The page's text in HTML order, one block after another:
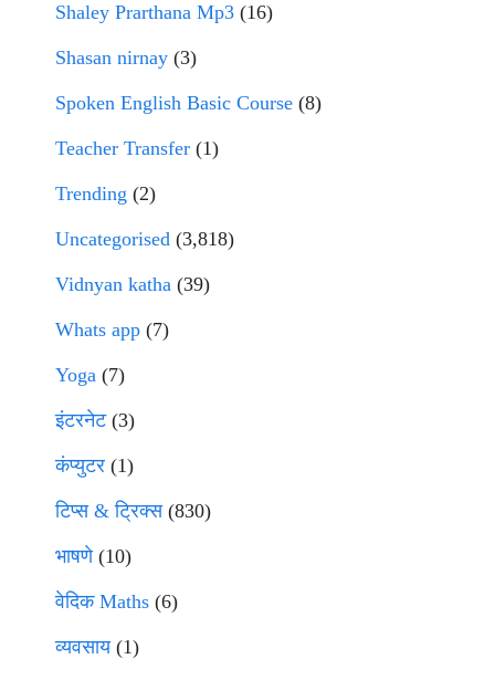
Shaley Prarthana Mp3 (16)
Shasan nirnay (3)
Spoken English Basic Course (8)
Teacher Transfer (1)
Trending (2)
Uncategorised (3,818)
Vidnyan katha (39)
Whats app (7)
Yoga (7)
इंटरनेट(3)
कंप्युटर (1)
टिप्स & ट्रिक्स(830)
भाषणे(10)
वेदिक Maths (6)
व्यवसाय(1)